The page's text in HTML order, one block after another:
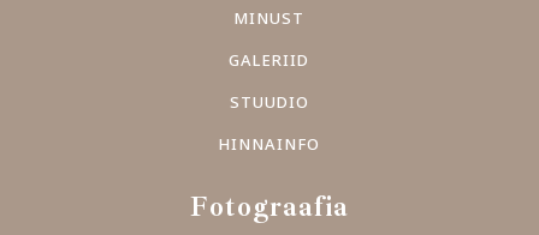
MINUST
GALERIID
STUUDIO
HINNAINFO
Fotograafia